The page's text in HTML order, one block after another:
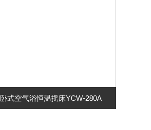
卧式空气浴恒温摇床YCW-280A